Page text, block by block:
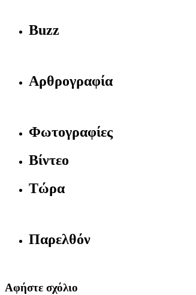
Buzz
Αρθρογραφία
Φωτογραφίες
Βίντεο
Τώρα
Παρελθόν
Αφήστε σχόλιο